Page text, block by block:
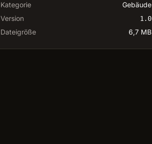
Kategorie
Gebäude
Version
1.0
Dateigröße 6,7 MB